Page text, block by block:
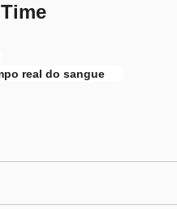
real do sangue